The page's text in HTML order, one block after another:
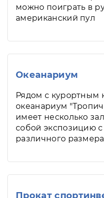
можно поиграть в
американский пул
Океанариум
Рядом с курортным
океанариум
имеет несколько
собой экспозицию
различного
Прокат